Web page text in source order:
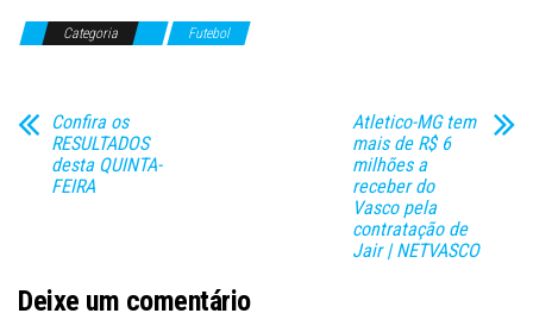
Categoria Futebol
Confira os
RESULTADOS
desta QUINTA-
FEIRA
Atletico-MG tem
mais de R$ 6
milhões a
receber do
Vasco pela
contratação de
Jair | NETVASCO
Deixe um comentário